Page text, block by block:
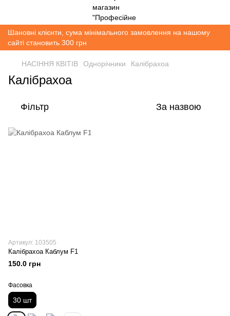
Шановні клієнти, сума мінімального замовлення на нашому
сайті становить 300 грн
НАСІННЯ КВІТІВ Однорічники Калібрахоа
Калібрахоа
Фільтр За назвою
Артикул: 103505
Калібрахоа Каблум F1
150.0 грн
Фасовка
30 шт